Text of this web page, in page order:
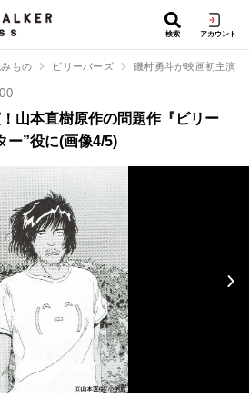
検索 アカウント
もの ビリーバーズ 磯村勇斗が映画初主演
山本直樹原作の問題作『ビリー
ー”役に(画像4/5)